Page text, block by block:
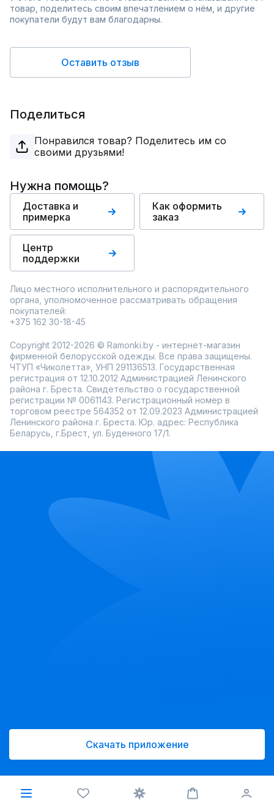
товар, поделитесь своим впечатлением о нём, и другие
покупатели будут вам благодарны.
Оставить отзыв
Поделиться
Понравился товар? Поделитесь им со
своими друзьями!
Нужна помощь?
Доставка и
примерка
Как оформить
заказ
Центр
поддержки
Лицо местного исполнительного и распорядительного
органа, уполномоченное рассматривать обращения
покупателей:
+375 162 30-18-45
Copyright 2012-2026 © Ramonki.by - интернет-магазин
фирменной белорусской одежды. Все права защищены.
ЧТУП «Чиколетта», УНП 291136513. Государственная
регистрация от 12.10.2012 Администрацией Ленинского
района г. Бреста. Свидетельство о государственной
регистрации № 0061143. Регистрационный номер в
торговом реестре 564352 от 12.09.2023 Администрацией
Ленинского района г. Бреста. Юр. адрес: Республика
Беларусь, г.Брест, ул. Буденного 17/1.
Скачать приложение